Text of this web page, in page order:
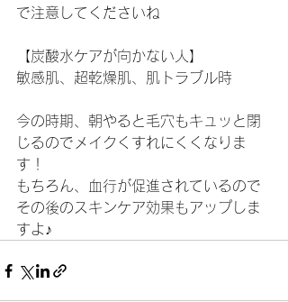
で注意してくださいね
【炭酸水ケアが向かない人】
敏感肌、超乾燥肌、肌トラブル時
今の時期、朝やると毛穴もキュッと閉
じるのでメイクくすれにくくなりま
す！
もちろん、血行が促進されているので
その後のスキンケア効果もアップしま
すよ♪